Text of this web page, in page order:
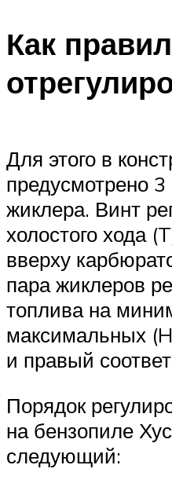
Как
Для этого в
предусмотрено
жиклера. Винт
холостого хода
вверху
пара жиклеров
топлива на
максимальных
и правый
Порядок
на бензопиле
следующий: